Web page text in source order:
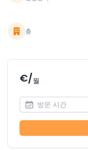
층
€/월